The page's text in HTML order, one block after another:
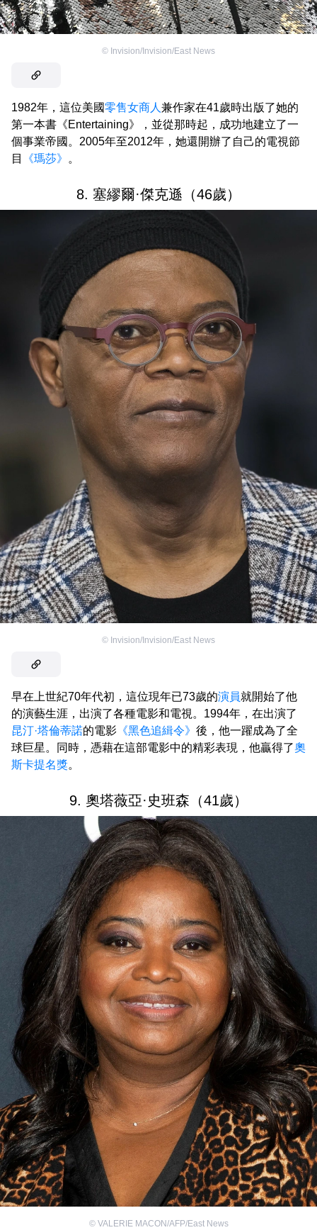
© Invision/Invision/East News
1982年，這位美國零售女商人 兼作家在41歲時出版了她的
第一本書《Entertaining》，並從那時起，成功地建立了一
個事業帝國。2005年至2012年，她還開辦了自己的電視節
目
《瑪莎》 。
8. 塞繆爾·傑克遜（46歲）
© Invision/Invision/East News
早在上世紀70年代初，這位現年已73歲的演員就開始了他
的演藝生涯，出演了各種電影和電視。1994年，在出演了
昆汀·塔倫蒂諾的電影 《黑色追緝令》 後，他一躍成為了全
球巨星。同時，憑藉在這部電影中的精彩表現，他贏得了奧
斯卡提名獎。
9. 奧塔薇亞·史班森（41歲）
© VALERIE MACON/AFP/East News